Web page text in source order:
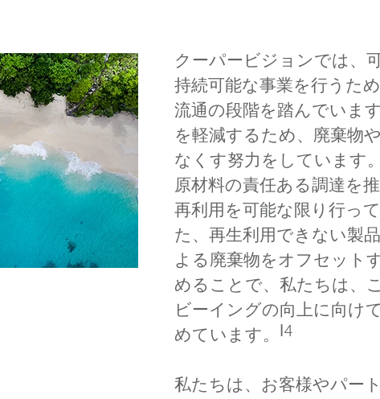
クーパービジョンでは、
持続可能な事業を行うた
流通の段階を踏んでいま
を軽減するため、廃棄物
なくす努力をしています。
原材料の責任ある調達を
再利用を可能な限り行って
た、再生利用できない製
よる廃棄物をオフセット
めることで、私たちは、
ビーイングの向上に向け
めています。 ǀ4
私たちは、お客様やパー